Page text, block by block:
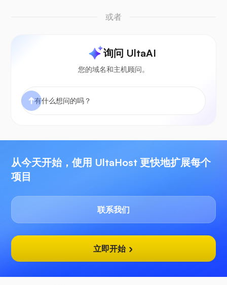
或者
询问 UltaAI
您的域名和主机顾问。
从今天开始，使用 UltaHost 更快地扩展每个
项目
联系我们
立即开始